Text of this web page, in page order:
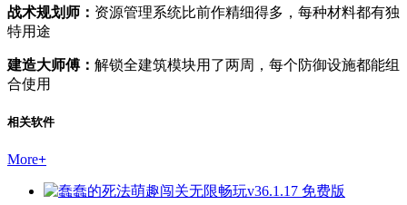
战术规划师： 资源管理系统比前作精细得多，每种材料都有独
特用途
建造大师傅： 解锁全建筑模块用了两周，每个防御设施都能组
合使用
相关软件
More+